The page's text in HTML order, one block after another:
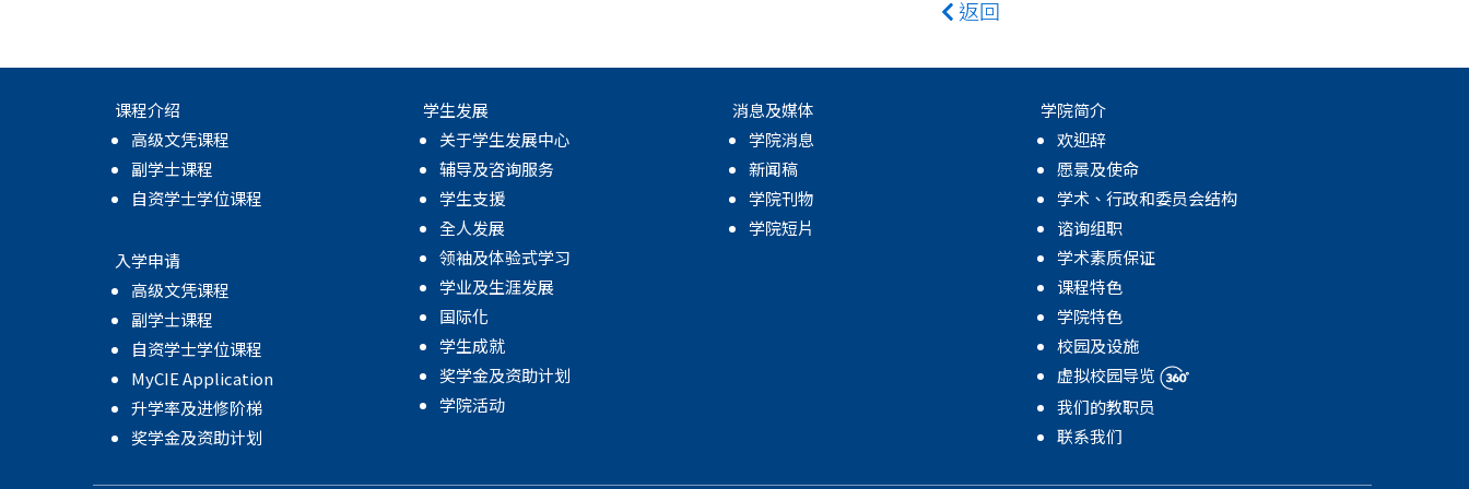
返回
课程介绍
高级文凭课程
副学士课程
自资学士学位课程
入学申请
高级文凭课程
副学士课程
自资学士学位课程
MyCIE Application
升学率及进修阶梯
奖学金及资助计划
学生发展
关于学生发展中心
辅导及咨询服务
学生支援
全人发展
领袖及体验式学习
学业及生涯发展
国际化
学生成就
奖学金及资助计划
学院活动
消息及媒体
学院消息
新闻稿
学院刊物
学院短片
学院简介
欢迎辞
愿景及使命
学术、行政和委员会结构
谘询组职
学术素质保证
课程特色
学院特色
校园及设施
虚拟校园导览
我们的教职员
联系我们